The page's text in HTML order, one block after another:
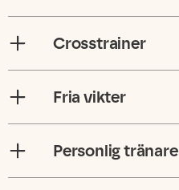
Crosstrainer
Fria vikter
Personlig tränare